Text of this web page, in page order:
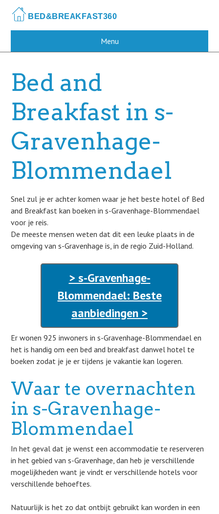
main
Menu
Bed and
Breakfast in s-
Gravenhage-
Blommendael
Snel zul je er achter komen waar je het beste hotel of Bed
and Breakfast kan boeken in s-Gravenhage-Blommendael
voor je reis.
De meeste mensen weten dat dit een leuke plaats in de
omgeving van s-Gravenhage is, in de regio Zuid-Holland.
> s-Gravenhage-
Blommendael: Beste
aanbiedingen >
Er wonen 925 inwoners in s-Gravenhage-Blommendael en
het is handig om een bed and breakfast danwel hotel te
boeken zodat je je er tijdens je vakantie kan logeren.
Waar te overnachten
in s-Gravenhage-
Blommendael
In het geval dat je wenst een accommodatie te reserveren
in het gebied van s-Gravenhage, dan heb je verschillende
mogelijkheden want je vindt er verschillende hotels voor
verschillende behoeftes.
Natuurlijk is het zo dat ontbijt gebruikt kan worden in een